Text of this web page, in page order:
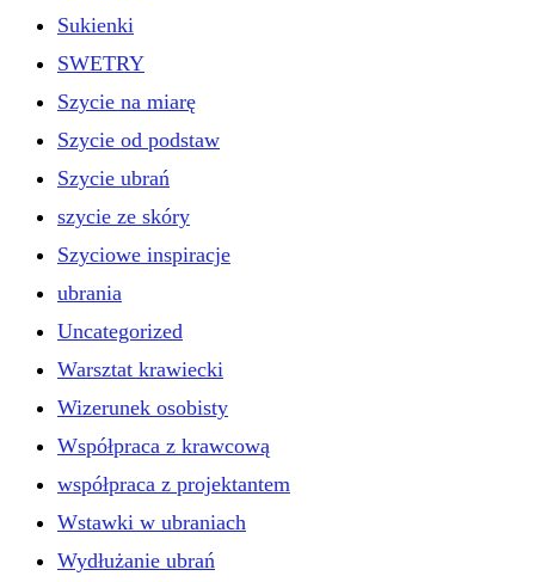
Sukienki
SWETRY
Szycie na miarę
Szycie od podstaw
Szycie ubrań
szycie ze skóry
Szyciowe inspiracje
ubrania
Uncategorized
Warsztat krawiecki
Wizerunek osobisty
Współpraca z krawcową
współpraca z projektantem
Wstawki w ubraniach
Wydłużanie ubrań